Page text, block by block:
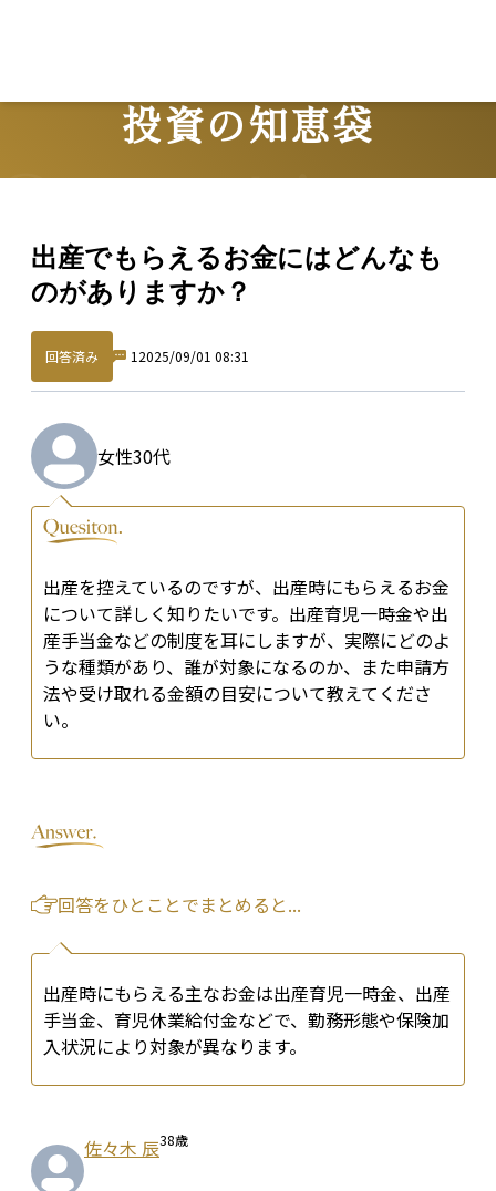
投資の知恵袋
出産でもらえるお金にはどんなも
のがありますか？
回答済み 1 2025/09/01 08:31
女性30代
出産を控えているのですが、出産時にもらえるお金
について詳しく知りたいです。出産育児一時金や出
産手当金などの制度を耳にしますが、実際にどのよ
うな種類があり、誰が対象になるのか、また申請方
法や受け取れる金額の目安について教えてくださ
い。
回答をひとことでまとめると...
出産時にもらえる主なお金は出産育児一時金、出産
手当金、育児休業給付金などで、勤務形態や保険加
入状況により対象が異なります。
佐々木 辰38歳